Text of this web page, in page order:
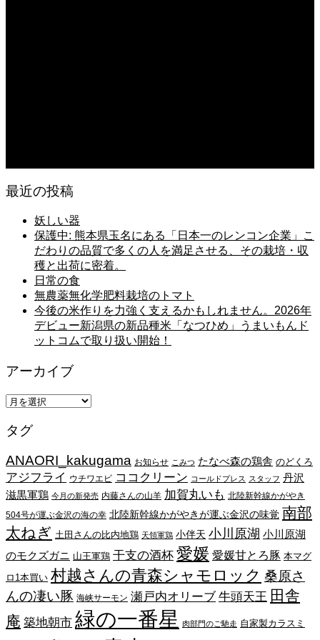
最近の投稿
妖しい器
保護中: 熊本県玉名にある「日本一のレンコン企業」こ
だわりの品質で多くの人を満足させる、その栽培・収
穫と出荷に密着。
日常の食
無農薬無化学肥料栽培のトマト
今後の米作りを力強く支えるかもしれません。2026年
デビュー新潟県の新品種米「なつひめ」うまいもんド
ットコムで取り扱い開始！
アーカイブ
ア
カ
ブ
タグ
ANAORI_kakugama お知らせ こみつ たなべ森の鶏舎 のどくろ
アジフライ ウチワエビ ココクリーン コールドプレス スタッフ 丹沢
滋黒軍鶏 今月の新発売 内藤さんの山羊 加賀丸いも 北陸新幹線かがやき
504号が運ぶ金沢の海の幸 北陸新幹線かがやきが運ぶ金沢の味覚 南部
太ねぎ 土田さんの比内地鶏 天領軍鶏 小伴天 小川原湖 小川原湖
のモクズガニ 山王軍鶏 干支の酒杯 愛媛 愛媛甘とろ豚 本マグ
ロ1本買い 村越さんの青森シャモロック 桑原さ
んの凄い豚 海峡サーモン 瀬戸内オリーブ 牛頭天王 田舎
庵 築地朝市 緑の一番星 肉部門のご馳走 自家製カラスミ